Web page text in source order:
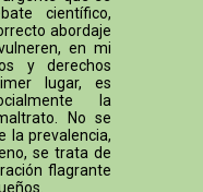
científico,
abordaje
en mi
y derechos
lugar, es
la
No se
la prevalencia,
se trata de
flagrante